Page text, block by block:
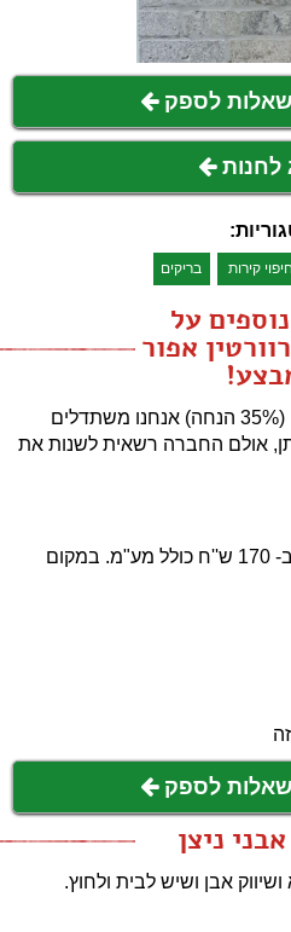
לספק
לחנות
חיפוי קירות בריקים
על
אפור
אנחנו משתדלים
אולם החברה רשאית לשנות את
חדש!! בריקים טרוורטין אפור ב- 170 ש''ח כולל מע"מ. במקום
לספק
ניצן
אבן ושיש לבית ולחוץ.